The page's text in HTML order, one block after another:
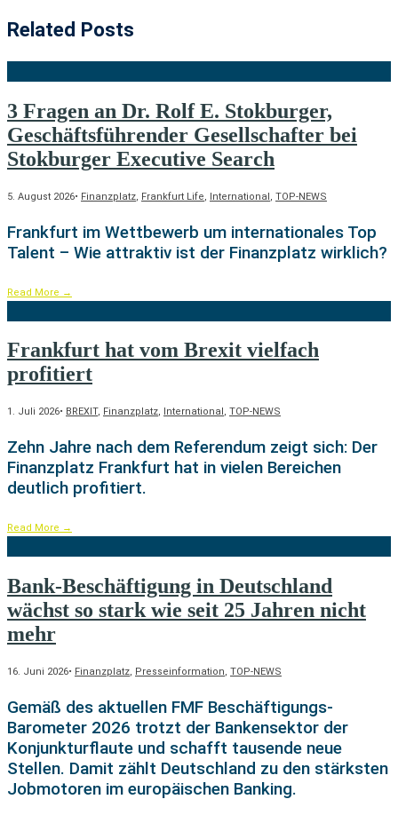
Related Posts
3 Fragen an Dr. Rolf E. Stokburger,
Geschäftsführender Gesellschafter bei
Stokburger Executive Search
5. August 2026• Finanzplatz Frankfurt Life International TOP-NEWS
Frankfurt im Wettbewerb um internationales Top
Talent – Wie attraktiv ist der Finanzplatz wirklich?
Read More →
Frankfurt hat vom Brexit vielfach
profitiert
1. Juli 2026• BREXIT, Finanzplatz, International , TOP-NEWS
Zehn Jahre nach dem Referendum zeigt sich: Der
Finanzplatz Frankfurt hat in vielen Bereichen
deutlich profitiert.
Read More →
Bank-Beschäftigung in Deutschland
wächst so stark wie seit 25 Jahren nicht
mehr
16. Juni 2026• Finanzplatz, Presseinformation, TOP-NEWS
Gemäß des aktuellen FMF Beschäftigungs-
Barometer 2026 trotzt der Bankensektor der
Konjunkturflaute und schafft tausende neue
Stellen. Damit zählt Deutschland zu den stärksten
Jobmotoren im europäischen Banking.